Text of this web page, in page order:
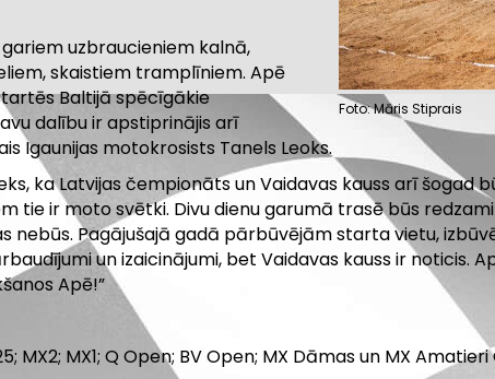
Foto: Māris Stiprais
uzbraucieniem kalnā,
skaistiem tramplīniem. Apē
Baltijā spēcīgākie
dalību ir apstiprinājis arī
Igaunijas motokrosists Tanels Leoks.
ka Latvijas čempionāts un Vaidavas kauss arī šogad
tie ir moto svētki. Divu dienu garumā trasē būs
nebūs. Pagājušajā gadā pārbūvējām starta vietu,
un izaicinājumi, bet Vaidavas kauss ir noticis.
Apē!”
MX2; MX1; Q Open; BV Open; MX Dāmas un MX